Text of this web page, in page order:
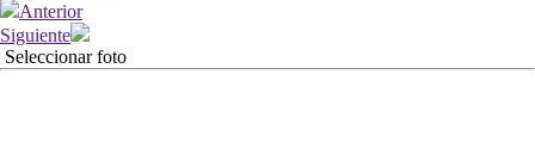
Anterior
Siguiente
Seleccionar foto